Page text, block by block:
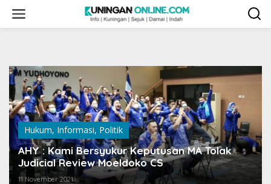
content
Hukum, Informasi, Politik
AHY : Kami Bersyukur Keputusan MA Tolak
Judicial Review Moeldoko CS
11 November 2021